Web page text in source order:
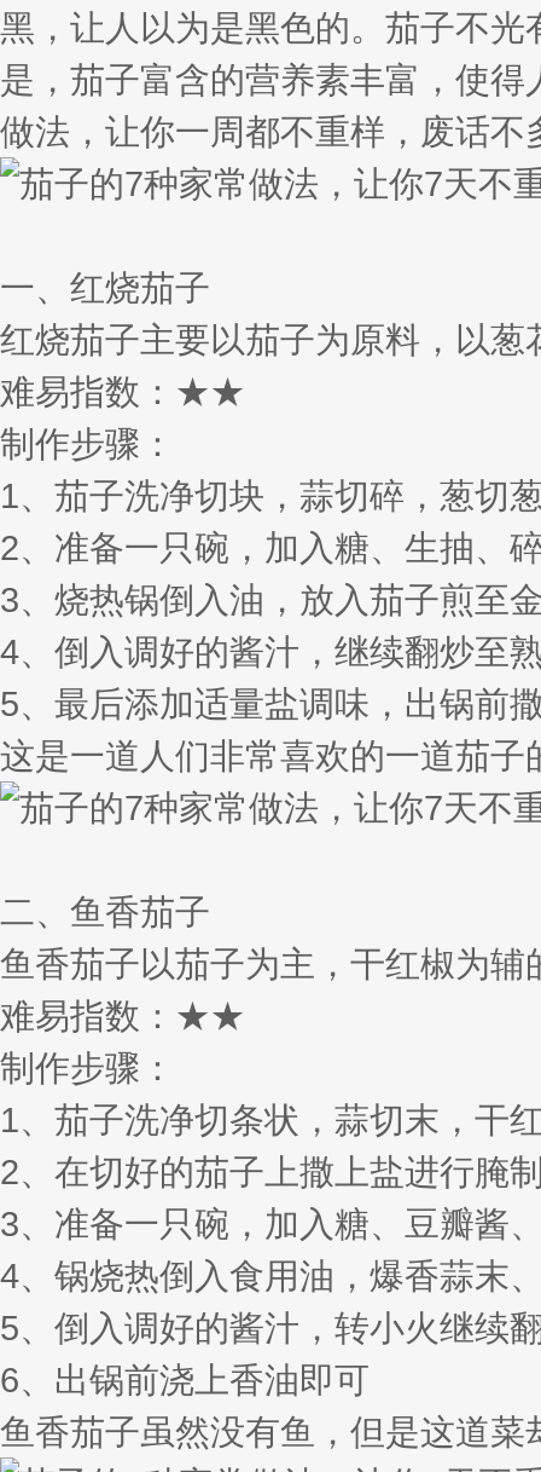
黑，让人以为是黑色的。茄子不
是，茄子富含的营养素丰富，使
做法，让你一周都不重样，废话不
一、红烧茄子
红烧茄子主要以茄子为原料，以葱
难易指数：★★
制作步骤：
1、茄子洗净切块，蒜切碎，葱切
2、准备一只碗，加入糖、生抽、
3、烧热锅倒入油，放入茄子煎至
4、倒入调好的酱汁，继续翻炒至
5、最后添加适量盐调味，出锅前
这是一道人们非常喜欢的一道茄
二、鱼香茄子
鱼香茄子以茄子为主，干红椒为
难易指数：★★
制作步骤：
1、茄子洗净切条状，蒜切末，干
2、在切好的茄子上撒上盐进行腌
3、准备一只碗，加入糖、豆瓣酱
4、锅烧热倒入食用油，爆香蒜末
5、倒入调好的酱汁，转小火继续
6、出锅前浇上香油即可
鱼香茄子虽然没有鱼，但是这道